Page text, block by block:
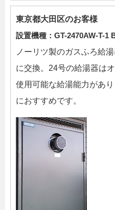
東京都大田区のお客様
設置機種：GT-2470AW-T-1
ノーリツ製のガスふろ給
に交換。24号の給湯器は
使用可能な給湯能力があ
におすすめです。